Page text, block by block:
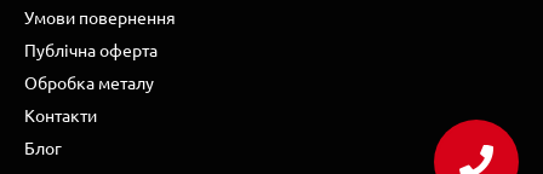
Умови повернення
Публічна оферта
Обробка металу
Контакти
Блог